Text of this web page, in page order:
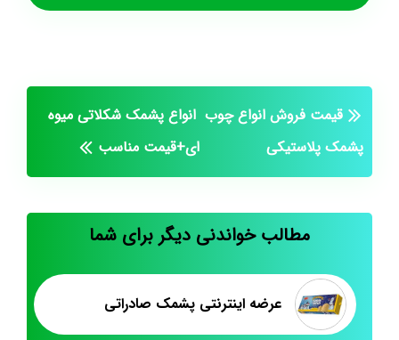
قیمت فروش انواع چوب
پشمک پلاستیکی
انواع پشمک شکلاتی میوه
ای+قیمت مناسب
مطالب خواندنی دیگر برای شما
عرضه اینترنتی پشمک صادراتی